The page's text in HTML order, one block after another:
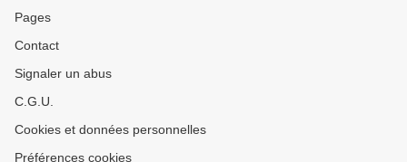
Pages
Contact
Signaler un abus
C.G.U.
Cookies et données personnelles
Préférences cookies